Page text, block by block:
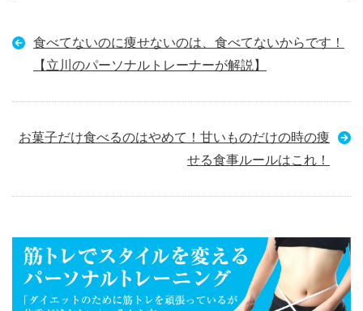
食べてないのに痩せないのは、食べてないからです！
【立川のパーソナルトレーナーが解説】
お菓子だけ食べるのはやめて！甘いものだけの時の痩
せる食事ルールはこれ！